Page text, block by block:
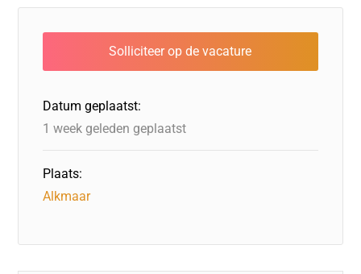
e
b
o
o
k
e
dI
n
o
d
o
n
a
d
s
s
A
p
l
Datum geplaatst:
1 week geleden geplaatst
Plaats:
Alkmaar